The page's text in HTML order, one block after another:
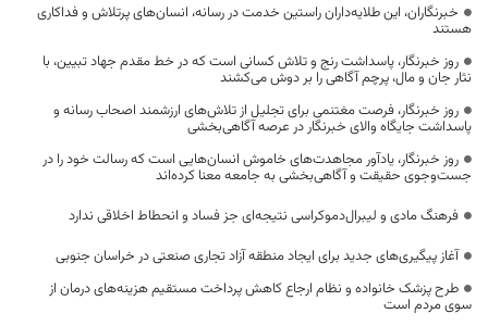
خبرنگاران، این طلایه‌داران راستین خدمت در رسانه، انسان‌های پرتلاش و فداکاری
هستند
روز خبرنگار، پاسداشت رنج و تلاش کسانی است که در خط مقدم جهاد تبیین، با
نثار جان و مال، پرچم آگاهی را بر دوش می‌کشند
روز خبرنگار، فرصت مغتنمی برای تجلیل از تلاش‌های ارزشمند اصحاب رسانه و
پاسداشت جایگاه والای خبرنگار در عرصه آگاهی‌بخشی
روز خبرنگار، یادآور مجاهدت‌های خاموش انسان‌هایی است که رسالت خود را در
جست‌وجوی حقیقت و آگاهی‌بخشی به جامعه معنا کرده‌اند
فرهنگ مادی و لیبرال‌دموکراسی نتیجه‌ای جز فساد و انحطاط اخلاقی ندارد
آغاز پیگیری‌های جدید برای ایجاد منطقه آزاد تجاری صنعتی در خراسان جنوبی
طرح پزشک خانواده و نظام ارجاع کاهش پرداخت مستقیم هزینه‌های درمان از
سوی مردم است